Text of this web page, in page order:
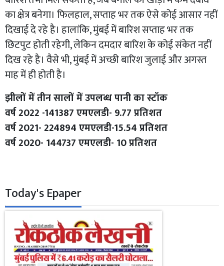
का क्षेत्र बनेगा। फिलहाल, सप्ताह भर तक ऐसे कोई आसार नहीं
दिखाई दे रहे है। हालांकि, मुंबई में बारिश सप्ताह भर तक
छिटपुट होती रहेगी, लेकिन दमदार बारिश के कोई संकेत नहीं
दिख रहे है। वैसे भी, मुंबई में अच्छी बारिश जुलाई और अगस्त
माह में ही होती है।
झीलों में तीन सालों में उपलब्ध पानी का स्टॉक
वर्ष 2022 -141387 एमएलडी- 9.77 प्रतिशत
वर्ष 2021- 224894 एमएलडी-15.54 प्रतिशत
वर्ष 2020- 144737 एमएलडी- 10 प्रतिशत
Today's Epaper